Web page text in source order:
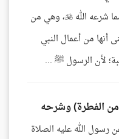
العظيم، وهذه السنة التي هي مما شرعه الله ، وهي من
من أعمال النبي
لأن الرسول ﷺ ...
الفطرة) وشرحه
الله عليه الصلاة